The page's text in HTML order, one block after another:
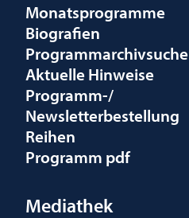
Monatsprogramme
Biografien
Programmarchivsuche
Aktuelle Hinweise
Programm-/
Newsletterbestellung
Reihen
Programm pdf
Mediathek